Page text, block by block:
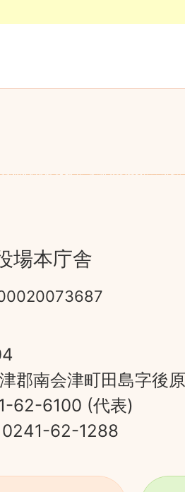
場本庁舎
郡南会津町田島字後
62-6100 (代表)
0241-62-1288